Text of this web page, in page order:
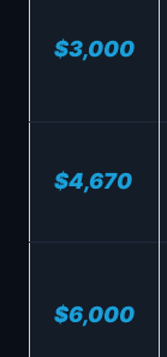
$3,000
$4,670
$6,000